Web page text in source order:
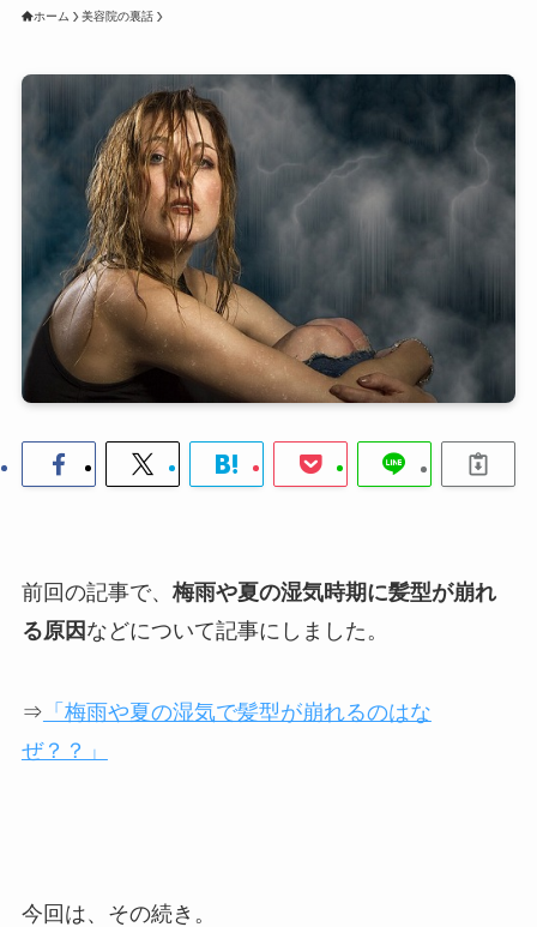
ホーム 美容院の裏話
前回の記事で、 梅雨や夏の湿気時期に髪型が崩れ
る原因 などについて記事にしました。
⇒ 「梅雨や夏の湿気で髪型が崩れるのはな
ぜ？？」
今回は、その続き。